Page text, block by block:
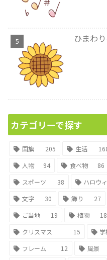
ひまわ
カテゴリーで探す
国旗 205 生活
人物
94 食べ物 86
スポーツ
38 ハロウ
文字
30 飾り 27
ご当地
19 植物 18
クリスマス
15 学
フレーム
12 風景